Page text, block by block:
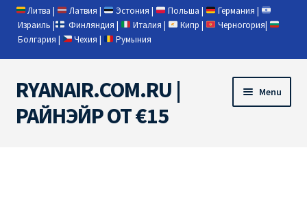
Литва | Латвия | Эстония | Польша | Германия |
Израиль | Финляндия | Италия | Кипр | Черногория|
Болгария | Чехия | Румыния
Skip
to
navigation
Skip
to
content
RYANAIR.COM.RU |
РАЙНЭЙР ОТ €15
Menu